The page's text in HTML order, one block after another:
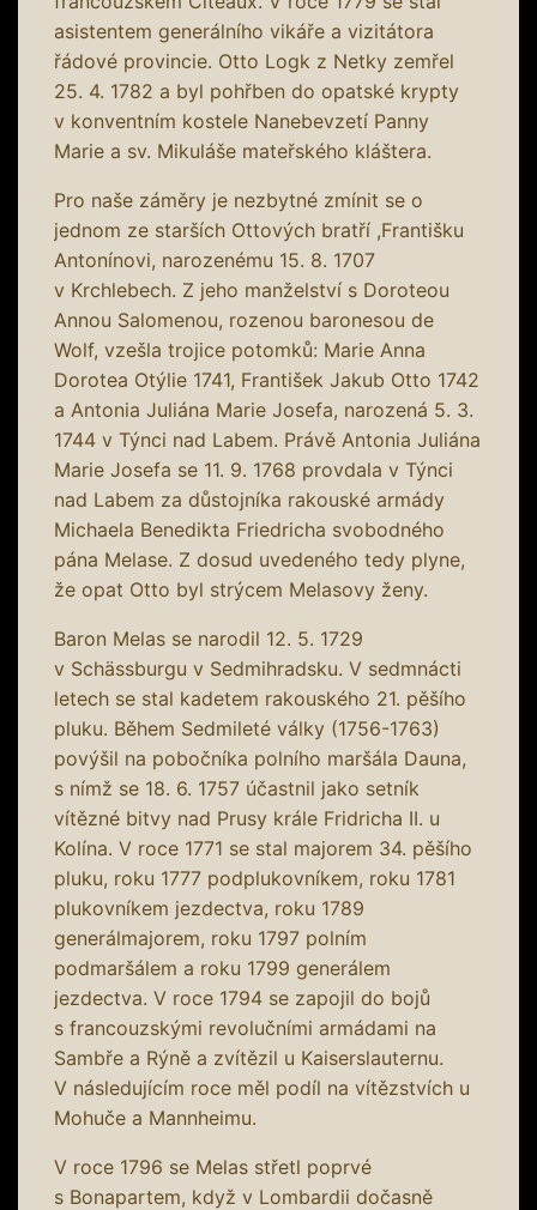
asistentem generálního vikáře a vizitátora
řádové provincie. Otto Logk z Netky zemřel
25. 4. 1782 a byl pohřben do opatské krypty
v konventním kostele Nanebevzetí Panny
Marie a sv. Mikuláše mateřského kláštera.
Pro naše záměry je nezbytné zmínit se o
jednom ze starších Ottových bratří ,Františku
Antonínovi, narozenému 15. 8. 1707
v Krchlebech. Z jeho manželství s Doroteou
Annou Salomenou, rozenou baronesou de
Wolf, vzešla trojice potomků: Marie Anna
Dorotea Otýlie 1741, František Jakub Otto 1742
a Antonia Juliána Marie Josefa, narozená 5. 3.
1744 v Týnci nad Labem. Právě Antonia Juliána
Marie Josefa se 11. 9. 1768 provdala v Týnci
nad Labem za důstojníka rakouské armády
Michaela Benedikta Friedricha svobodného
pána Melase. Z dosud uvedeného tedy plyne,
že opat Otto byl strýcem Melasovy ženy.
Baron Melas se narodil 12. 5. 1729
v Schässburgu v Sedmihradsku. V sedmnácti
letech se stal kadetem rakouského 21. pěšího
pluku. Během Sedmileté války (1756-1763)
povýšil na pobočníka polního maršála Dauna,
s nímž se 18. 6. 1757 účastnil jako setník
vítězné bitvy nad Prusy krále Fridricha II. u
Kolína. V roce 1771 se stal majorem 34. pěšího
pluku, roku 1777 podplukovníkem, roku 1781
plukovníkem jezdectva, roku 1789
generálmajorem, roku 1797 polním
podmaršálem a roku 1799 generálem
jezdectva. V roce 1794 se zapojil do bojů
s francouzskými revolučními armádami na
Sambře a Rýně a zvítězil u Kaiserslauternu.
V následujícím roce měl podíl na vítězstvích u
Mohuče a Mannheimu.
V roce 1796 se Melas střetl poprvé
s Bonapartem, když v Lombardii dočasně